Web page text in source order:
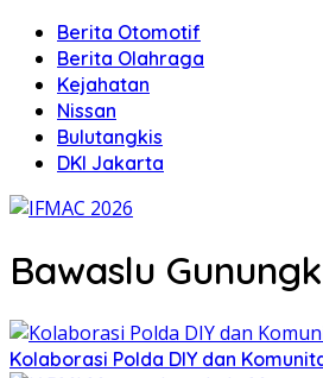
Berita Otomotif
Berita Olahraga
Kejahatan
Nissan
Bulutangkis
DKI Jakarta
Bawaslu
Kolaborasi Polda DIY dan